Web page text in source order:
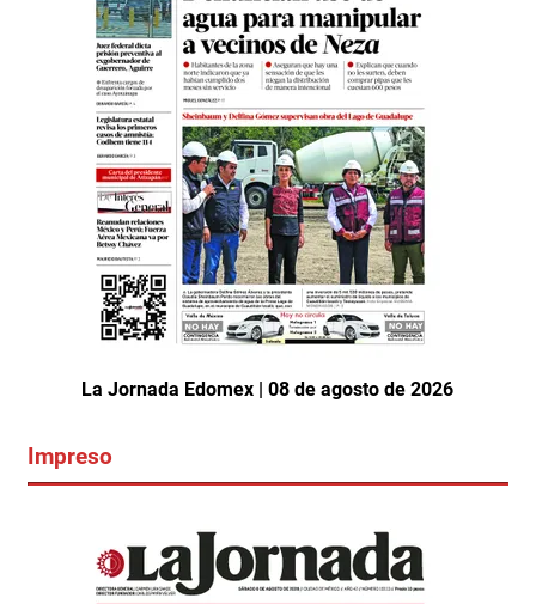
La Jornada Edomex | 08 de agosto de 2026
Impreso